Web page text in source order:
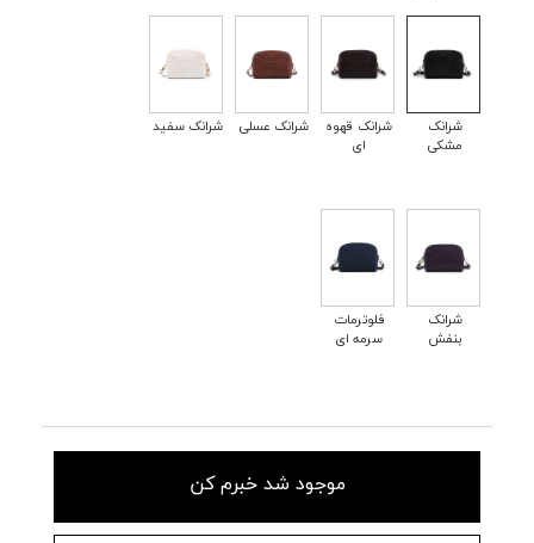
شرانک
مشکی
شرانک قهوه
ای
شرانک عسلی شرانک سفید
شرانک
بنفش
فلوترمات
سرمه ای
موجود شد خبرم کن